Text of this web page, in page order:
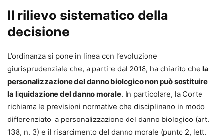
Il rilievo sistematico della
decisione
L’ordinanza si pone in linea con l’evoluzione
giurisprudenziale che, a partire dal 2018, ha chiarito che la
personalizzazione del danno biologico non può sostituire
la liquidazione del danno morale. In particolare, la Corte
richiama le previsioni normative che disciplinano in modo
differenziato la personalizzazione del danno biologico (art.
138, n. 3) e il risarcimento del danno morale (punto 2, lett.